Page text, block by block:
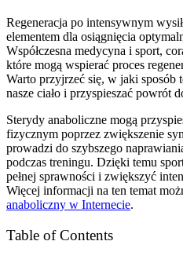
Regeneracja po intensywnym
elementem dla osiągnięcia
Współczesna medycyna i sport,
które mogą wspierać proces
Warto przyjrzeć się, w jaki sposób
nasze ciało i przyspieszać powrót
Sterydy anaboliczne mogą
fizycznym poprzez zwiększenie
prowadzi do szybszego
podczas treningu. Dzięki temu
pełnej sprawności i zwiększyć
Więcej informacji na ten temat
anaboliczny w Internecie.
Table of Contents